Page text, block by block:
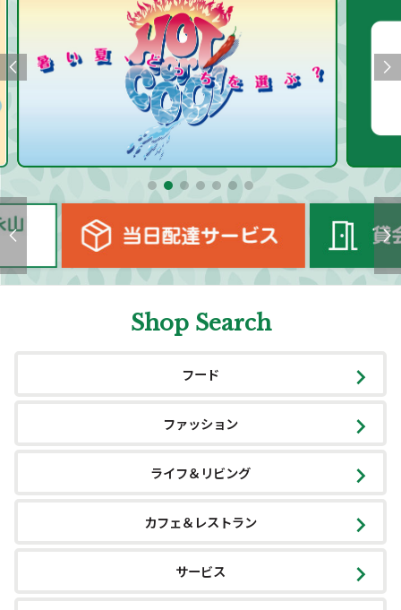
Shop Search
フード
ファッション
ライフ＆リビング
カフェ＆レストラン
サービス